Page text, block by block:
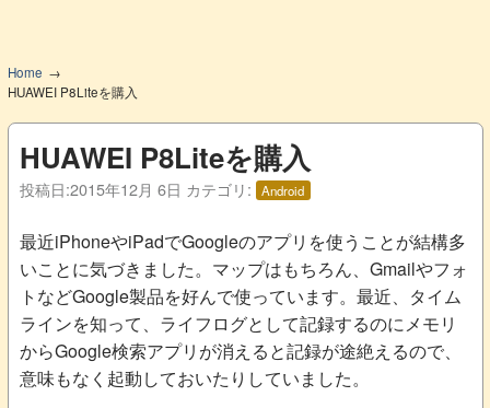
Home
HUAWEI P8Liteを購入
HUAWEI P8Liteを購入
投稿日:2015年12月 6日 カテゴリ: Android
最近iPhoneやiPadでGoogleのアプリを使うことが結構多
いことに気づきました。マップはもちろん、Gmailやフォ
トなどGoogle製品を好んで使っています。最近、タイム
ラインを知って、ライフログとして記録するのにメモリ
からGoogle検索アプリが消えると記録が途絶えるので、
意味もなく起動しておいたりしていました。